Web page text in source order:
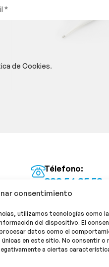
consentimiento
utilizamos tecnologías como
del dispositivo. El
datos como el
en este sitio. No consentir o
a ciertas
de Cookies.
Télefono:
922 54 25 53
Email:
¡Síguenos!